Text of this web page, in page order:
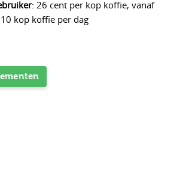
: 26 cent per kop koffie, vanaf
kop koffie per dag